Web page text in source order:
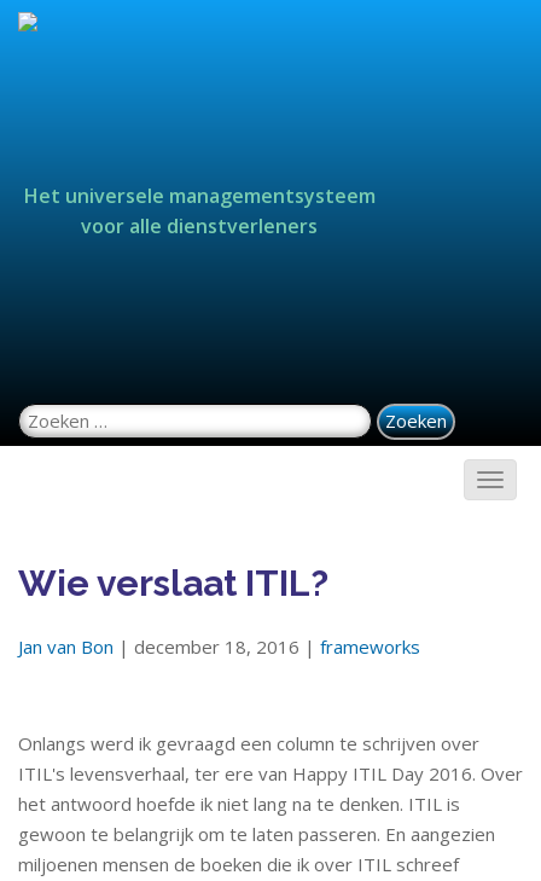
Het universele managementsysteem
voor alle dienstverleners
Zoeken naar:
Wie verslaat ITIL?
Jan van Bon | december 18, 2016 | frameworks
Onlangs werd ik gevraagd een ​​column te schrijven over
ITIL's levensverhaal, ter ere van Happy ITIL Day 2016. Over
het antwoord hoefde ik niet lang na te denken. ITIL is
gewoon te belangrijk om te laten passeren. En aangezien
miljoenen mensen de boeken die ik over ITIL schreef